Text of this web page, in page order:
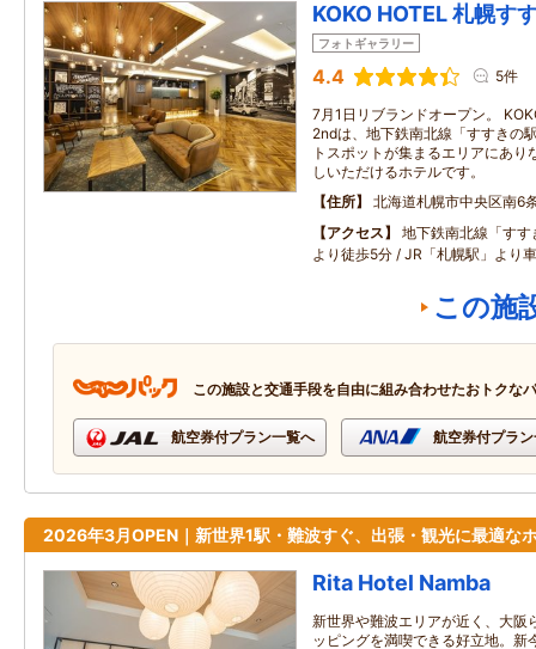
KOKO HOTEL 札幌す
フォトギャラリー
4.4 5件
7月1日リブランドオープン。
2ndは、地下鉄南北線「すすきの
トスポットが集まるエリアにあ
しいただけるホテルです。
住所
北海道札幌市中央区南6
アクセス
地下鉄南北線「す
より徒歩5分 / JR「札幌駅」より
この施
この施設と交通手段を自由に組み合わせたおトクな
航空券付プラン一覧へ 航空券付プラ
2026年3月OPEN｜新世界1駅・難波すぐ、出張・観光に最適な
Rita Hotel Namba
新世界や難波エリアが近く、大阪
ッピングを満喫できる好立地。新